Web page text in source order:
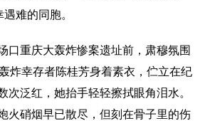
难的同胞。
口重庆大轰炸惨案遗址前，肃穆氛围
炸幸存者陈桂芳身着素衣，伫立在纪
次泛红，她抬手轻轻擦拭眼角泪水。
火硝烟早已散尽，但刻在骨子里的伤